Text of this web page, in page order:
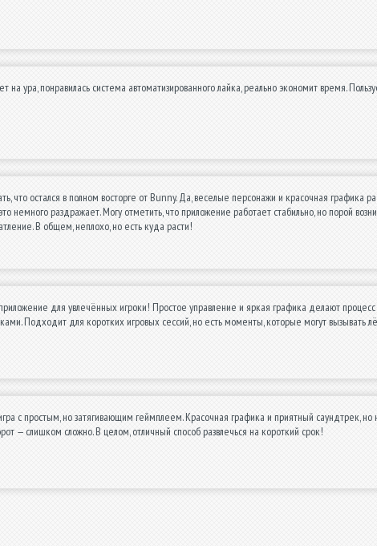
на ура, понравилась система автоматизированного лайка, реально экономит время.
что остался в полном восторге от Bunny. Да, веселые персонажи и красочная
немного раздражает. Могу отметить, что приложение работает стабильно, но порой
В общем, неплохо, но есть куда расти!
для увлечённых игроки! Простое управление и яркая графика делают
Подходит для коротких игровых сессий, но есть моменты, которые могут вызывать
с простым, но затягивающим геймплеем. Красочная графика и приятный саундтрек,
— слишком сложно. В целом, отличный способ развлечься на короткий срок!